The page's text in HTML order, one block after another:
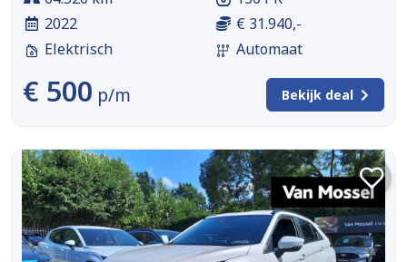
2022
Elektrisch
€ 31.940,-
Automaat
€ 500 p/m Bekijk deal